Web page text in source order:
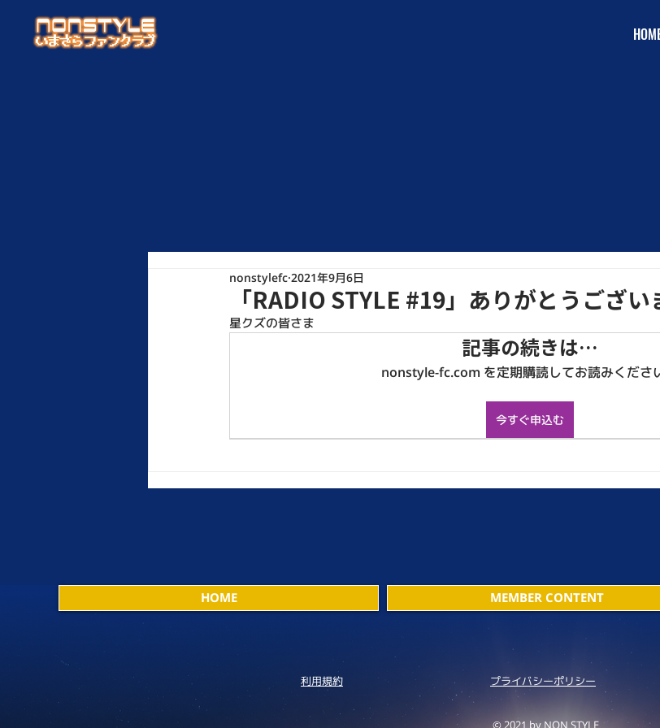
「RADIO STYLE #19」ありがとうござい
nonstylefc 2021年9月6日
星クズの皆さま
記事の続きは…
nonstyle-fc.com を定期購読してお読みくださ
今すぐ申込む
HOME MEMBER CONTENT
利用規約 プライバシーポリシー
© 2021 by NON STYLE